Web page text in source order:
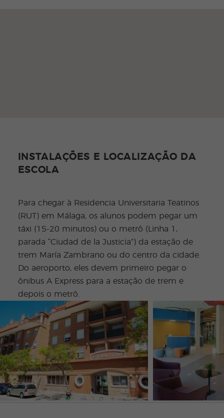
INSTALAÇÕES E LOCALIZAÇÃO DA
ESCOLA
Para chegar à Residencia Universitaria Teatinos
(RUT) em Málaga, os alunos podem pegar um
táxi (15-20 minutos) ou o metrô (Linha 1,
parada “Ciudad de la Justicia”) da estação de
trem María Zambrano ou do centro da cidade.
Do aeroporto, eles devem primeiro pegar o
ônibus A Express para a estação de trem e
depois o metrô.